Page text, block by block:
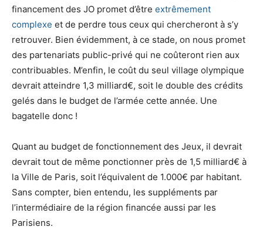
financement des JO promet d’être extrêmement
complexe et de perdre tous ceux qui chercheront à s’y
retrouver. Bien évidemment, à ce stade, on nous promet
des partenariats public-privé qui ne coûteront rien aux
contribuables. M’enfin, le coût du seul village olympique
devrait atteindre 1,3 milliard€, soit le double des crédits
gelés dans le budget de l’armée cette année. Une
bagatelle donc !
Quant au budget de fonctionnement des Jeux, il devrait
devrait tout de même ponctionner près de 1,5 milliard€ à
la Ville de Paris, soit l’équivalent de 1.000€ par habitant.
Sans compter, bien entendu, les suppléments par
l’intermédiaire de la région financée aussi par les
Parisiens.